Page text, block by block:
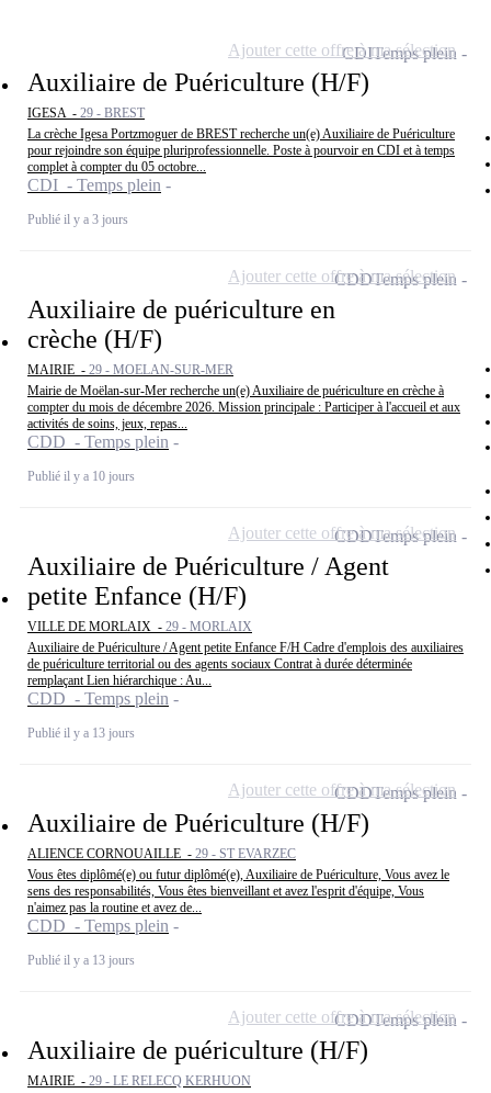
Auxiliaire de Puériculture (H/F)
IGESA - 29 - BREST
La crèche Igesa Portzmoguer de BREST recherche un(e) Auxiliaire de Puériculture
pour rejoindre son équipe pluriprofessionnelle. Poste à pourvoir en CDI et à temps
complet à compter du 05 octobre...
CDI - Temps plein
Publié il y a 3 jours
CDITemps plein
Ajouter cette offre à ma sélection
Auxiliaire de puériculture en
crèche (H/F)
MAIRIE - 29 - MOELAN-SUR-MER
Mairie de Moëlan-sur-Mer recherche un(e) Auxiliaire de puériculture en crèche à
compter du mois de décembre 2026. Mission principale : Participer à l'accueil et aux
activités de soins, jeux, repas...
CDD - Temps plein
Publié il y a 10 jours
CDDTemps plein
Ajouter cette offre à ma sélection
Auxiliaire de Puériculture / Agent
petite Enfance (H/F)
VILLE DE MORLAIX - 29 - MORLAIX
Auxiliaire de Puériculture / Agent petite Enfance F/H Cadre d'emplois des auxiliaires
de puériculture territorial ou des agents sociaux Contrat à durée déterminée
remplaçant Lien hiérarchique : Au...
CDD - Temps plein
Publié il y a 13 jours
CDDTemps plein
Ajouter cette offre à ma sélection
Auxiliaire de Puériculture (H/F)
ALIENCE CORNOUAILLE - 29 - ST EVARZEC
Vous êtes diplômé(e) ou futur diplômé(e), Auxiliaire de Puériculture, Vous avez le
sens des responsabilités, Vous êtes bienveillant et avez l'esprit d'équipe, Vous
n'aimez pas la routine et avez de...
CDD - Temps plein
Publié il y a 13 jours
CDDTemps plein
Ajouter cette offre à ma sélection
Auxiliaire de puériculture (H/F)
MAIRIE - 29 - LE RELECQ KERHUON
CDDTemps plein
Ajouter cette offre à ma sélection